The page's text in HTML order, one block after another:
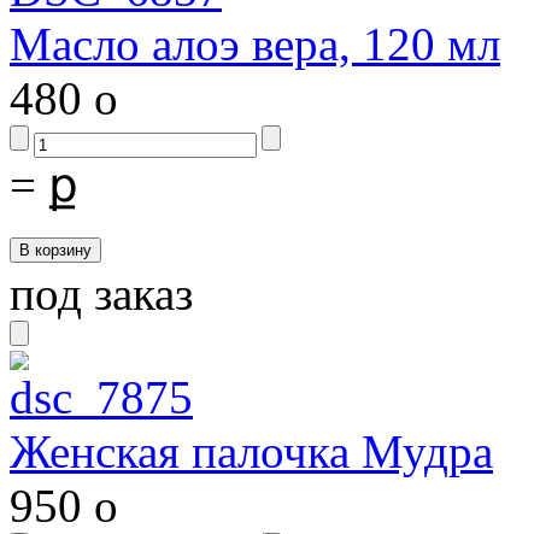
Масло алоэ вера, 120 мл
480 o
= ք
под заказ
Женская палочка Мудра
950 o